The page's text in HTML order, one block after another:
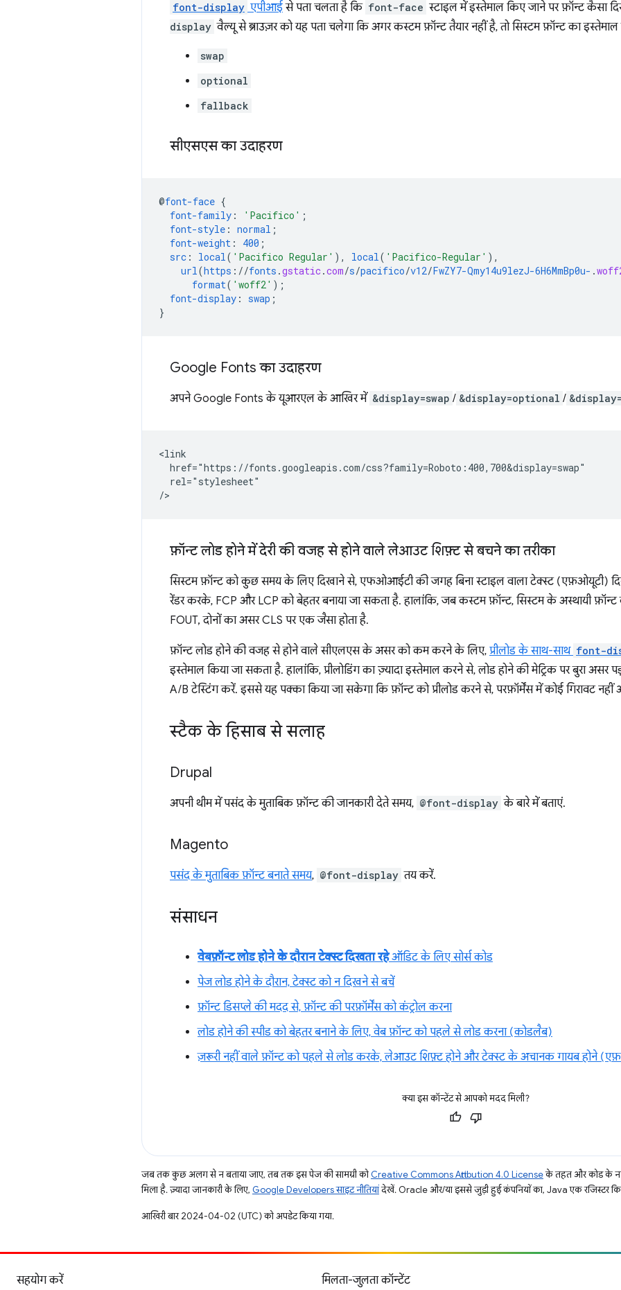
font-display एपीआईसे पता चलता है कि font-face स्टाइल में इस्तेमाल किए जाने पर फ़ॉन्ट कैसा
display वैल्यू से ब्राउज़र को यह पता चलेगा कि अगर कस्टम फ़ॉन्ट तैयार नहीं है, तो सिस्टम फ़ॉन्ट का
swap
optional
fallback
सीएसएस का उदाहरण
@font-face {
font-family : 'Pacifico' ;
font-style : normal ;
font-weight : 400 ;
src : local( 'Pacifico Regular' ), local( 'Pacifico-Regular' ),
url(https ://fonts .gstatic.com/s/pacifico/v12/FwZY7-Qmy14u9lezJ-6H6MmBp0u- .
format( 'woff2' );
font-display : swap ;
}
Google Fonts का उदाहरण
अपने Google Fonts के यूआरएल के आखिर में &display=swap / &display=optional /
<link
  href="https://fonts.googleapis.com/css?family=Roboto:400,700&display=swap"
  rel="stylesheet"
फ़ॉन्ट लोड होने में देरी की वजह से होने वाले लेआउट शिफ़्ट से बचने का तरीका
सिस्टम फ़ॉन्ट को कुछ समय के लिए दिखाने से, एफओआईटी की जगह बिना स्टाइल वाला टेक्स्ट (एफ़ओयूटी)
रेंडर करके, FCP और LCP को बेहतर बनाया जा सकता है. हालांकि, जब कस्टम फ़ॉन्ट, सिस्टम के अस्थायी
FOUT, दोनों का असर CLS पर एक जैसा होता है.
फ़ॉन्ट लोड होने की वजह से होने वाले सीएलएस के असर को कम करने के लिए, प्रीलोड के साथ-साथ font-
इस्तेमाल किया जा सकता है. हालांकि, प्रीलोडिंग का ज़्यादा इस्तेमाल करने से, लोड होने की मेट्रिक पर बुरा असर
A/B टेस्टिंग करें. इससे यह पक्का किया जा सकेगा कि फ़ॉन्ट को प्रीलोड करने से, परफ़ॉर्मेंस में कोई गिरावट
स्टैक के हिसाब से सलाह
Drupal
अपनी थीम में पसंद के मुताबिक फ़ॉन्ट की जानकारी देते समय, @font-display के बारे में बताएं.
Magento
पसंद के मुताबिक फ़ॉन्ट बनाते समय, @font-display तय करें.
संसाधन
वेबफ़ॉन्ट लोड होने के दौरान टेक्स्ट दिखता रहेऑडिट के लिए सोर्स कोड
पेज लोड होने के दौरान, टेक्स्ट को न दिखने से बचें
फ़ॉन्ट डिसप्ले की मदद से, फ़ॉन्ट की परफ़ॉर्मेंस को कंट्रोल करना
लोड होने की स्पीड को बेहतर बनाने के लिए, वेब फ़ॉन्ट को पहले से लोड करना (कोडलैब)
ज़रूरी नहीं वाले फ़ॉन्ट को पहले से लोड करके, लेआउट शिफ़्ट होने और टेक्स्ट के अचानक गायब होने
क्या इस कॉन्टेंट से आपको मदद मिली?
जब तक कुछ अलग से न बताया जाए, तब तक इस पेज की सामग्री कोCreative Commons Attribution 4.0 Licenseके तहत और कोड के
मिला है. ज़्यादा जानकारी के लिए, Google Developers साइट नीतियांदेखें. Oracle और/या इससे जुड़ी हुई कंपनियों का, Java एक रजिस्टर
आखिरी बार 2024-04-02 (UTC) को अपडेट किया गया.
सहयोग करें मिलता-जुलता कॉन्टेंट